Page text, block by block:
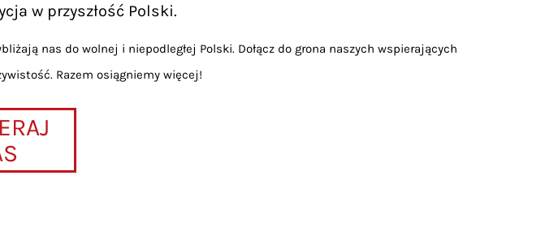
w przyszłość Polski.
nas do wolnej i niepodległej Polski. Dołącz do grona naszych wspierających
Razem osiągniemy więcej!